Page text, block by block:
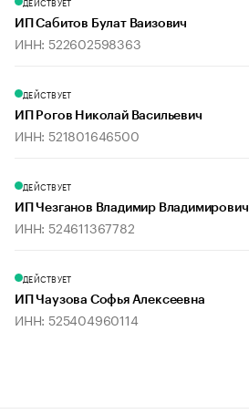
ИП Сабитов Булат Ваизович
ИНН: 522602598363
ДЕЙСТВУЕТ
ИП Рогов Николай Васильевич
ИНН: 521801646500
ДЕЙСТВУЕТ
ИП Чезганов Владимир Владимирович
ИНН: 524611367782
ДЕЙСТВУЕТ
ИП Чаузова Софья Алексеевна
ИНН: 525404960114